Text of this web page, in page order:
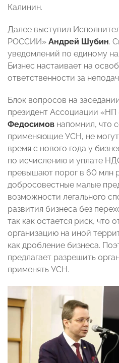
Калинин.
Далее выступил
РОССИИ» Андрей Шубин.
уведомлений по единому
Бизнес настаивает на
ответственности за
Блок вопросов на
президент Ассоциации
Федосимов напомнил, что
применяющие УСН, не
время с нового года у
по исчислению и уплате
превышают порог в 60 млн
добросовестные малые
возможности легального
развития бизнеса без
так как остается риск, что
организацию на иной
как дробление бизнеса.
предлагает разрешить
применять УСН.